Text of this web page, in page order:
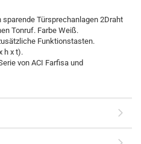
Türsprechanlagen 2Draht
Tonruf. Farbe Weiß.
Funktionstasten.
h x t).
von ACI Farfisa und